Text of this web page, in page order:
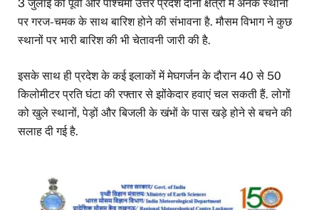
3 जुलाई को पूर्वी और पश्चिमी उत्तर प्रदेश दोनों क्षेत्रों में अनेक स्थानों
पर गरज-चमक के साथ बारिश होने की संभावना है. मौसम विभाग ने कुछ
स्थानों पर भारी बारिश की भी चेतावनी जारी की है.
इसके साथ ही प्रदेश के कई इलाकों में मेघगर्जन के दौरान 40 से 50
किलोमीटर प्रति घंटा की रफ्तार से झोंकेदार हवाएं चल सकती हैं. लोगों
को खुले स्थानों, पेड़ों और बिजली के खंभों के पास खड़े होने से बचने की
सलाह दी गई है.